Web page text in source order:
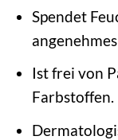
Spendet
Ist frei von
Farbstoffen.